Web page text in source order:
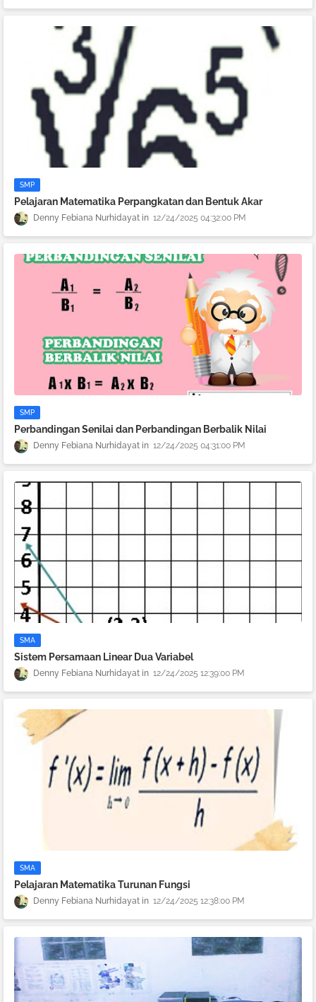
SMP
Pelajaran Matematika Perpangkatan dan Bentuk Akar
Denny Febiana Nurhidayat 12/24/2025 04:32:00 PM
SMP
Perbandingan Senilai dan Perbandingan Berbalik Nilai
Denny Febiana Nurhidayat 12/24/2025 04:31:00 PM
SMA
Sistem Persamaan Linear Dua Variabel
Denny Febiana Nurhidayat 12/24/2025 12:39:00 PM
SMA
Pelajaran Matematika Turunan Fungsi
Denny Febiana Nurhidayat 12/24/2025 12:38:00 PM